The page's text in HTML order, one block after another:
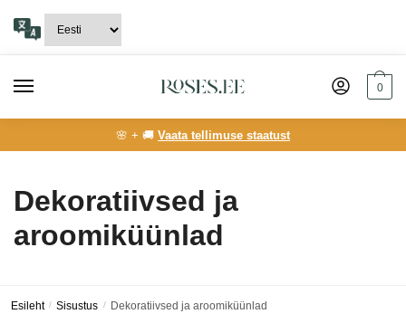
navigation
content
0
🌸 + 🚚 Vaata tellimuse staatust
Dekoratiivsed ja
aroomiküünlad
Esileht / Sisustus / Dekoratiivsed ja aroomiküünlad